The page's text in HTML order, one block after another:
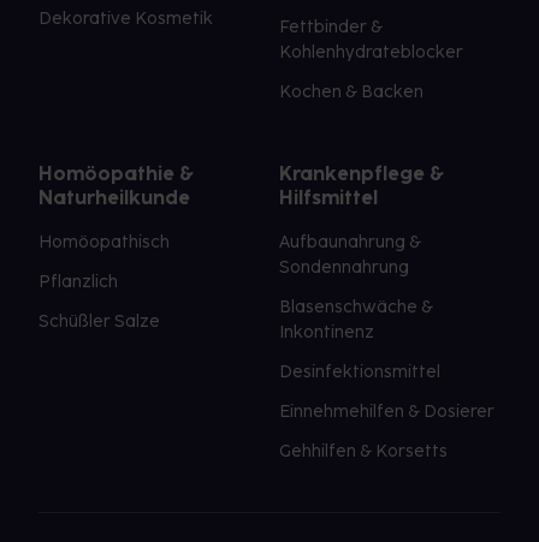
Dekorative Kosmetik
Fettbinder &
Kohlenhydrateblocker
Kochen & Backen
Homöopathie &
Naturheilkunde
Homöopathisch
Pflanzlich
Schüßler Salze
Krankenpflege &
Hilfsmittel
Aufbaunahrung &
Sondennahrung
Blasenschwäche &
Inkontinenz
Desinfektionsmittel
Einnehmehilfen & Dosierer
Gehhilfen & Korsetts